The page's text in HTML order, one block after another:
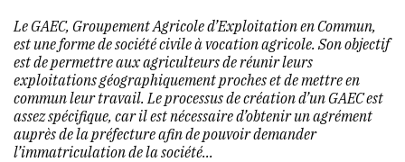
Le GAEC, Groupement Agricole d’Exploitation en Commun,
est une forme de société civile à vocation agricole. Son objectif
est de permettre aux agriculteurs de réunir leurs
exploitations géographiquement proches et de mettre en
commun leur travail. Le processus de création d’un GAEC est
assez spécifique, car il est nécessaire d’obtenir un agrément
auprès de la préfecture afin de pouvoir demander
l’immatriculation de la société...